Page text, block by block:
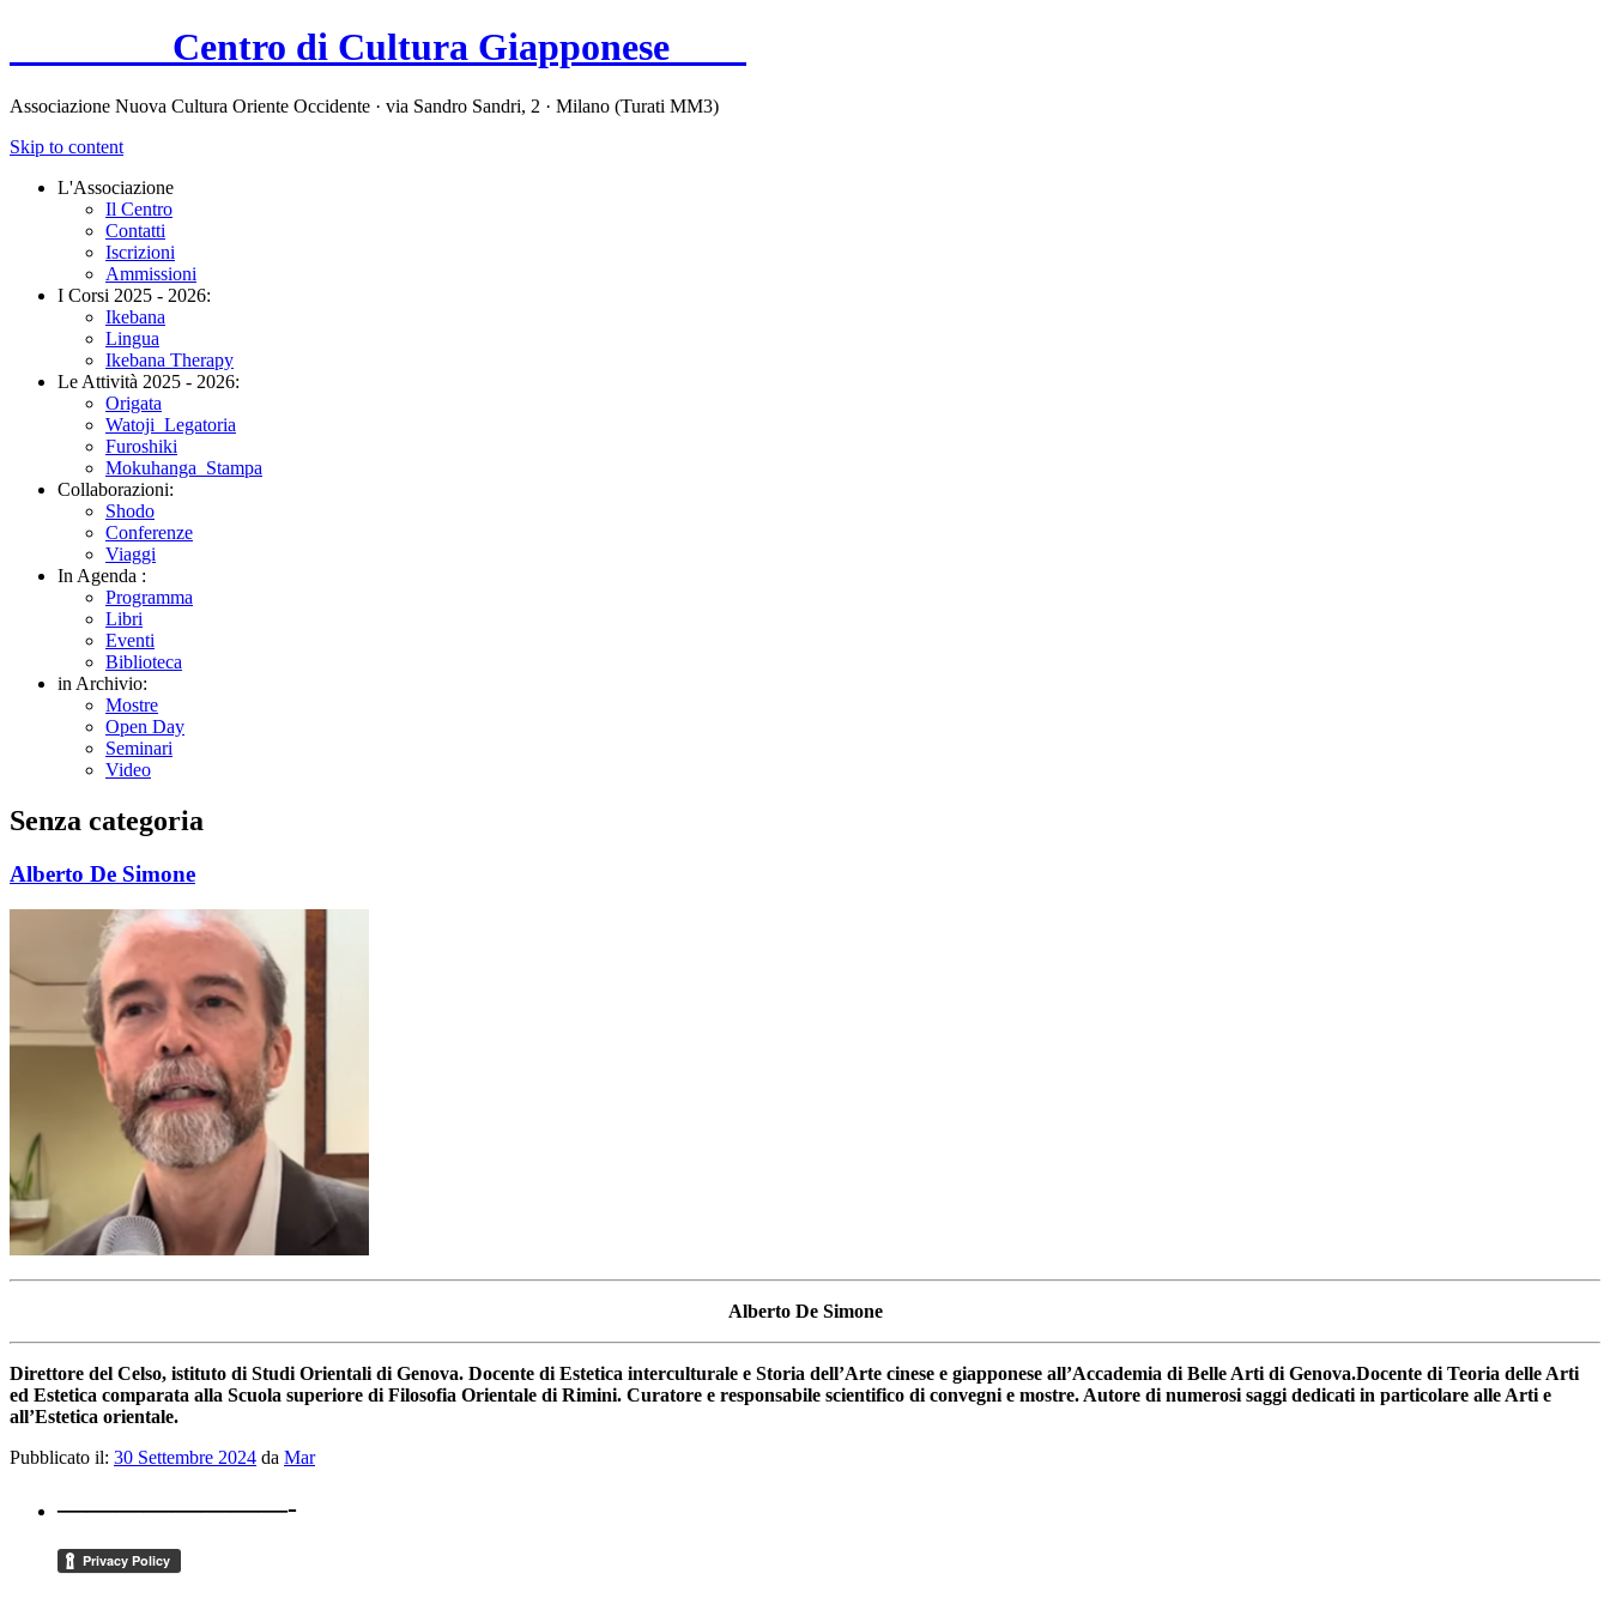
Centro di Cultura Giapponese
Associazione Nuova Cultura Oriente Occidente · via Sandro Sandri, 2 · Milano (Turati MM3)
Skip to content
L'Associazione
Il Centro
Contatti
Iscrizioni
Ammissioni
I Corsi 2025 - 2026:
Ikebana
Lingua
Ikebana Therapy
Le Attività 2025 - 2026:
Origata
Watoji_Legatoria
Furoshiki
Mokuhanga_Stampa
Collaborazioni:
Shodo
Conferenze
Viaggi
In Agenda :
Programma
Libri
Eventi
Biblioteca
in Archivio:
Mostre
Open Day
Seminari
Video
Senza categoria
Alberto De Simone
Alberto De Simone
Direttore del Celso, istituto di Studi Orientali di Genova. Docente di Estetica interculturale e Storia dell’Arte cinese e giapponese all’Accademia di Belle Arti di Genova.Docente di Teoria delle Arti
ed Estetica comparata alla Scuola superiore di Filosofia Orientale di Rimini. Curatore e responsabile scientifico di convegni e mostre. Autore di numerosisaggi dedicati in particolare alle Arti e
all’Estetica orientale.
Pubblicato il: 30 Settembre 2024 da Mar
————————-